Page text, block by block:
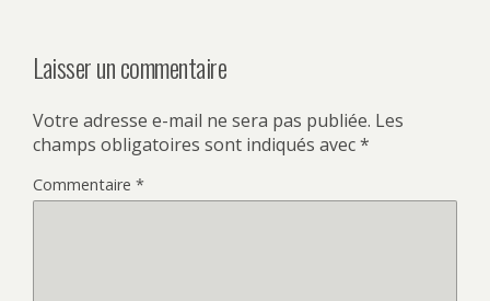
Laisser un commentaire
Votre adresse e-mail ne sera pas publiée. Les
champs obligatoires sont indiqués avec*
Commentaire *